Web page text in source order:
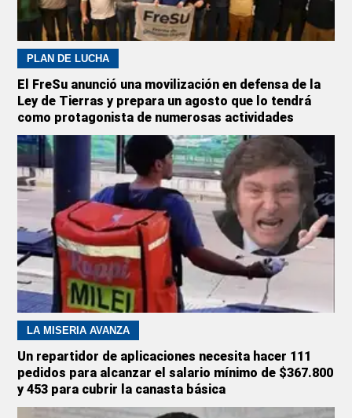
PLAN DE LUCHA
El FreSu anunció una movilización en defensa de la
Ley de Tierras y prepara un agosto que lo tendrá
como protagonista de numerosas actividades
LA MISERIA AVANZA
Un repartidor de aplicaciones necesita hacer 111
pedidos para alcanzar el salario mínimo de $367.800
y 453 para cubrir la canasta básica